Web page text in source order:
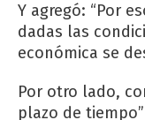
Y agregó: “Por
dadas las
económica se
Por otro lado,
plazo de